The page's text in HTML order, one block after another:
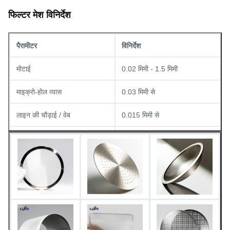
फिल्टर मेश विनिर्देश
पैरामीटर विनिर्देश
मोटाई 0.02 मिमी - 1.5 मिमी
माइक्रो-होल व्यास 0.03 मिमी से
लाइन की चौड़ाई / वेब 0.015 मिमी से
सतह फिनिश
उपलब्ध सामग्री
स्टेनलेस स्टील, तांबा, एल्यूमीनियम,
टाइटेनियम, आदि।